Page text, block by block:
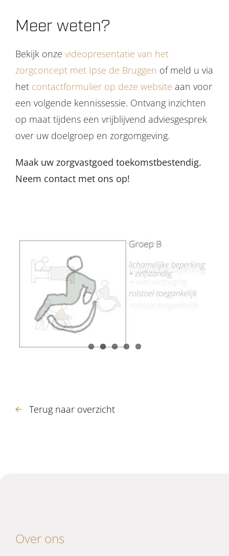
Meer weten?
Bekijk onze videopresentatie van het
zorgconcept met Ipse de Bruggen of meld u via
het contactformulier op deze website aan voor
een volgende kennissessie. Ontvang inzichten
op maat tijdens een vrijblijvend adviesgesprek
over uw doelgroep en zorgomgeving.
Maak uw zorgvastgoed toekomstbestendig.
Neem contact met ons op!
Terug naar overzicht
Over ons